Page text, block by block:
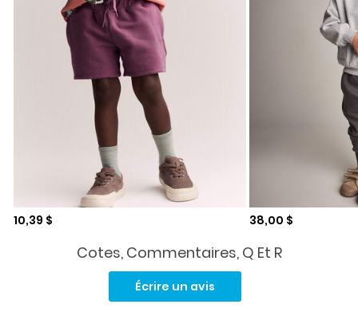
Prix de solde
10,39 $ Prix de solde
38,00 $
Cotes, Commentaires, Q Et R
Écrire un avis